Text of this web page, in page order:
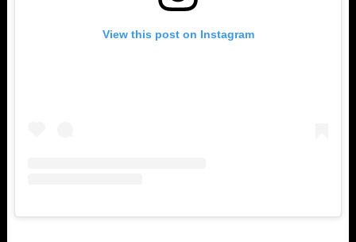
View this post on Instagram